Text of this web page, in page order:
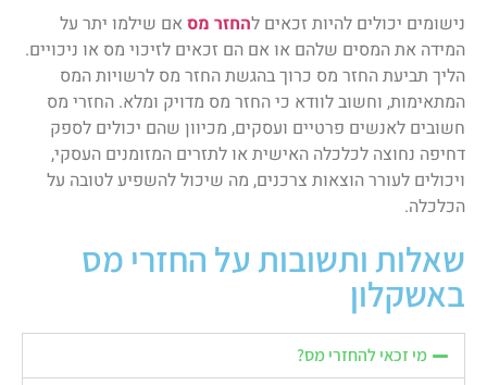
נישומים יכולים להיות זכאים להחזר מס אם שילמו יתר על
המידה את המסים שלהם או אם הם זכאים לזיכוי מס או ניכויים.
הליך תביעת החזר מס כרוך בהגשת החזר מס לרשויות המס
המתאימות, וחשוב לוודא כי החזר מס מדויק ומלא. החזרי מס
חשובים לאנשים פרטיים ועסקים, מכיוון שהם יכולים לספק
דחיפה נחוצה לכלכלה האישית או לתזרים המזומנים העסקי,
ויכולים לעורר הוצאות צרכנים, מה שיכול להשפיע לטובה על
הכלכלה.
שאלות ותשובות על החזרי מס
באשקלון
מי זכאי להחזרי מס?